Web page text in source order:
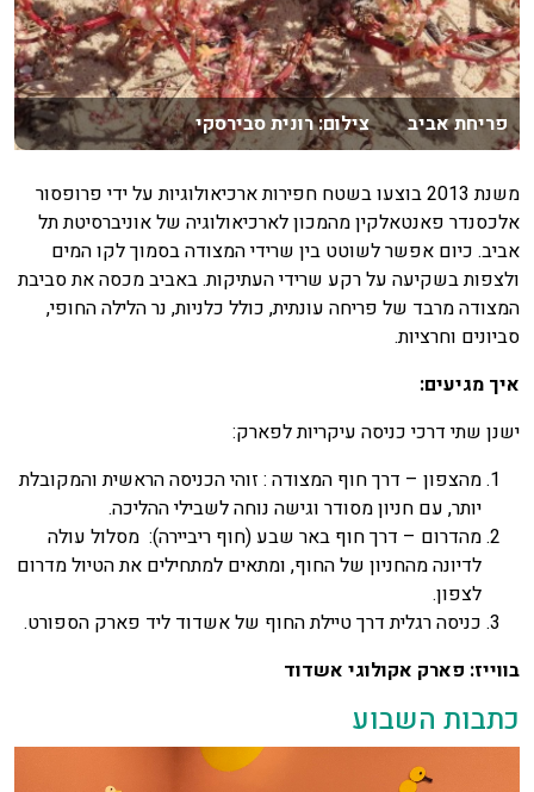
פריחת אביב צילום: רונית סבירסקי
משנת 2013 בוצעו בשטח חפירות ארכיאולוגיות על ידי פרופסור
אלכסנדר פאנטאלקין מהמכון לארכיאולוגיה של אוניברסיטת תל
אביב. כיום אפשר לשוטט בין שרידי המצודה בסמוך לקו המים
ולצפות בשקיעה על רקע שרידי העתיקות. באביב מכסה את סביבת
המצודה מרבד של פריחה עונתית, כולל כלניות, נר הלילה החופי,
סביונים וחרציות.
איך מגיעים:
ישנן שתי דרכי כניסה עיקריות לפארק:
מהצפון – דרך חוף המצודה : זוהי הכניסה הראשית והמקובלת
יותר, עם חניון מסודר וגישה נוחה לשבילי ההליכה.
מהדרום – דרך חוף באר שבע (חוף ריביירה): מסלול עולה
לדיונה מהחניון של החוף, ומתאים למתחילים את הטיול מדרום
לצפון.
כניסה רגלית דרך טיילת החוף של אשדוד ליד פארק הספורט.
בווייז: פארק אקולוגי אשדוד
כתבות השבוע